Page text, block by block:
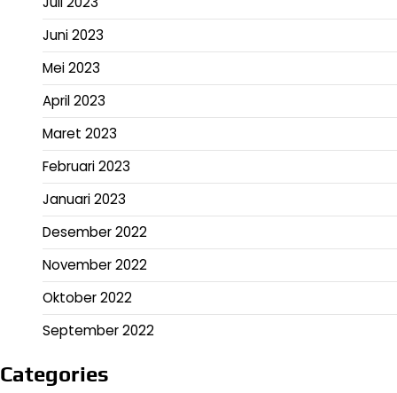
Juni 2023
Mei 2023
April 2023
Maret 2023
Februari 2023
Januari 2023
Desember 2022
November 2022
Oktober 2022
September 2022
Categories